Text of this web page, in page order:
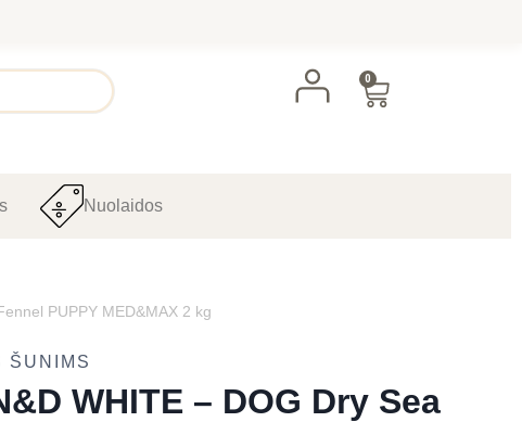
0
Nuolaidos
PUPPY MED&MAX 2 kg
ŠUNIMS
WHITE – DOG Dry Sea